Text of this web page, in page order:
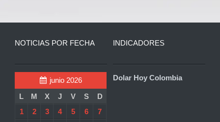
NOTICIAS POR FECHA
junio 2026
L
M X J V S
D
1
2 3 4 5 6
7
INDICADORES
Dolar Hoy Colombia